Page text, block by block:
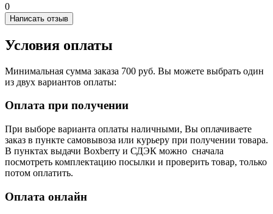
0
Написать отзыв
Условия оплаты
Минимальная сумма заказа 700 руб. Вы можете выбрать один
из двух вариантов оплаты:
Оплата при получении
При выборе варианта оплаты наличными, Вы оплачиваете
заказ в пункте самовывоза или курьеру при получении товара.
В пунктах выдачи Boxberry и СДЭК можно сначала
посмотреть комплектацию посылки и проверить товар, только
потом оплатить.
Оплата онлайн